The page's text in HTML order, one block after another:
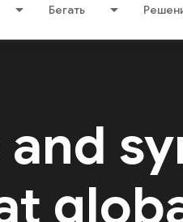
Бегать